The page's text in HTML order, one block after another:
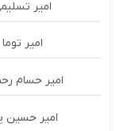
امیر
امیر توما
امیر حسام
امیر حسین